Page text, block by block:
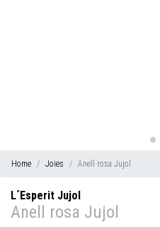
Home Joies Anell rosa Jujol
L´Esperit Jujol
Anell rosa Jujol